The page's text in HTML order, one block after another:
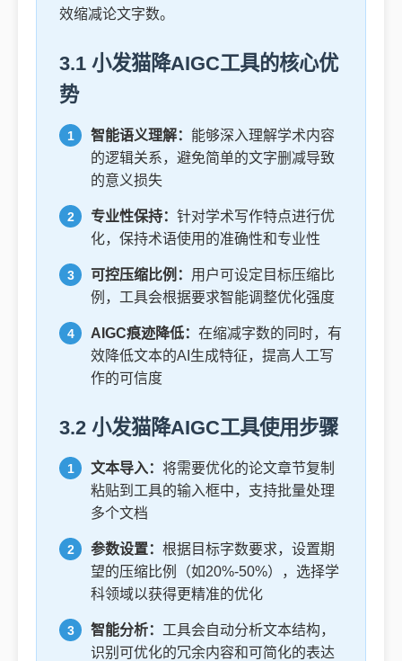
效缩减论文字数。
3.1 小发猫降AIGC工具的核心优
势
智能语义理解： 能够深入理解学术内容
的逻辑关系，避免简单的文字删减导致
的意义损失
专业性保持： 针对学术写作特点进行优
化，保持术语使用的准确性和专业性
可控压缩比例： 用户可设定目标压缩比
例，工具会根据要求智能调整优化强度
AIGC痕迹降低： 在缩减字数的同时，有
效降低文本的AI生成特征，提高人工写
作的可信度
3.2 小发猫降AIGC工具使用步骤
文本导入： 将需要优化的论文章节复制
粘贴到工具的输入框中，支持批量处理
多个文档
参数设置： 根据目标字数要求，设置期
望的压缩比例（如20%-50%），选择学
科领域以获得更精准的优化
智能分析： 工具会自动分析文本结构，
识别可优化的冗余内容和可简化的表达